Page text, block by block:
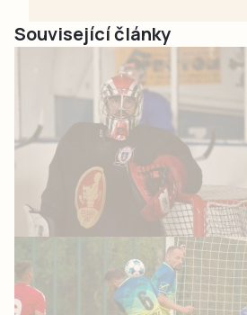
Související články